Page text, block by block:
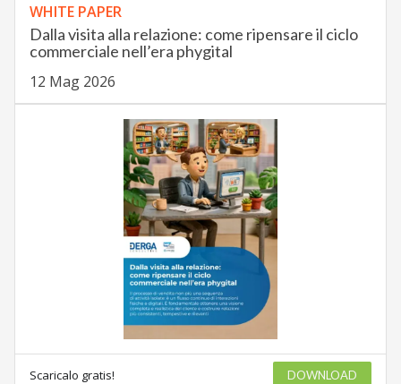
WHITE PAPER
Dalla visita alla relazione: come ripensare il ciclo
commerciale nell’era phygital
12 Mag 2026
Scaricalo gratis! DOWNLOAD